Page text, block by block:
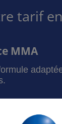
tarif
MMA